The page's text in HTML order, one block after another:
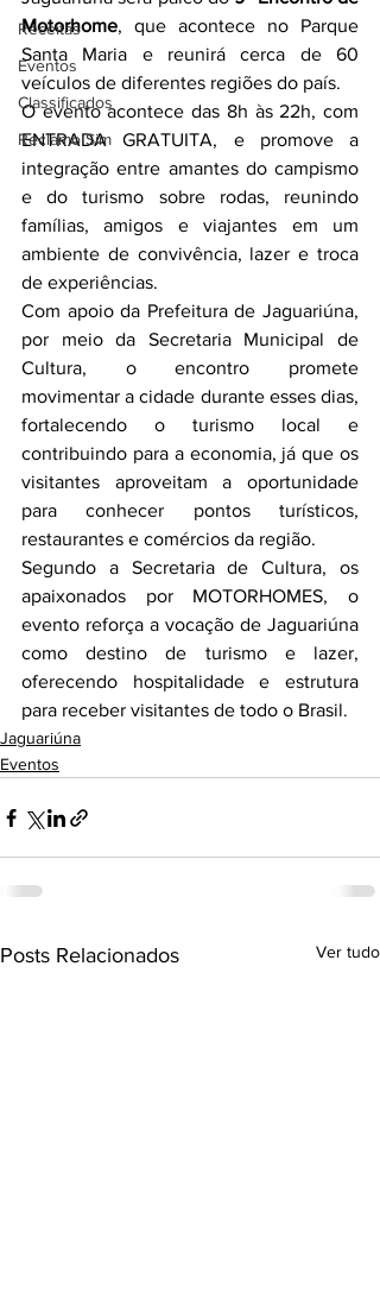
Receitas
Eventos
Classificados
Reclamo Sim
Motorhome, que acontece no Parque
Santa Maria e reunirá cerca de 60
veículos de diferentes regiões do país.
O evento acontece das 8h às 22h, com
ENTRADA GRATUITA, e promove a
integração entre amantes do campismo
e do turismo sobre rodas, reunindo
famílias, amigos e viajantes em um
ambiente de convivência, lazer e troca
de experiências.
Com apoio da Prefeitura de Jaguariúna,
por meio da Secretaria Municipal de
Cultura, o encontro promete
movimentar a cidade durante esses dias,
fortalecendo o turismo local e
contribuindo para a economia, já que os
visitantes aproveitam a oportunidade
para conhecer pontos turísticos,
restaurantes e comércios da região.
Segundo a Secretaria de Cultura, os
apaixonados por MOTORHOMES, o
evento reforça a vocação de Jaguariúna
como destino de turismo e lazer,
oferecendo hospitalidade e estrutura
para receber visitantes de todo o Brasil.
Jaguariúna
Eventos
Posts Relacionados Ver tudo